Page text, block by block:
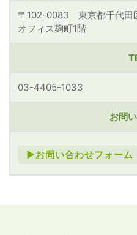
〒102-0083 東京都千代田
オフィス麹町1階
03-4405-1033
お問
►お問い合わせフォーム